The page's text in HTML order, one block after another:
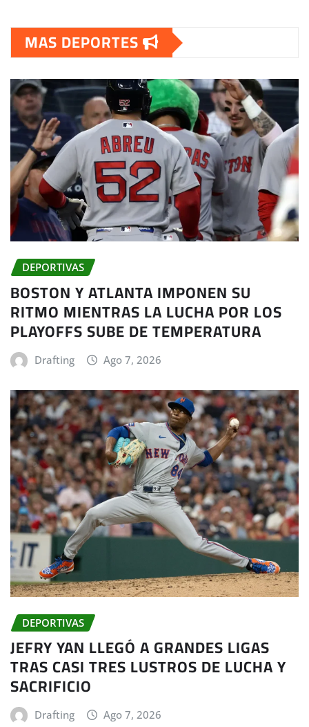
MAS DEPORTES
DEPORTIVAS
BOSTON Y ATLANTA IMPONEN SU
RITMO MIENTRAS LA LUCHA POR LOS
PLAYOFFS SUBE DE TEMPERATURA
Drafting Ago 7, 2026
DEPORTIVAS
JEFRY YAN LLEGÓ A GRANDES LIGAS
TRAS CASI TRES LUSTROS DE LUCHA Y
SACRIFICIO
Drafting Ago 7, 2026